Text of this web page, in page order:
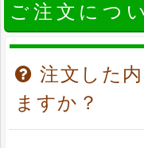
ご注文につ
注文した
ますか？